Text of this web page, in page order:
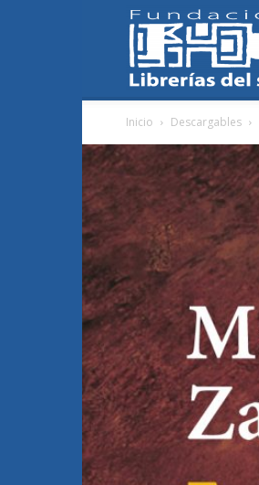
Inicio Descargables